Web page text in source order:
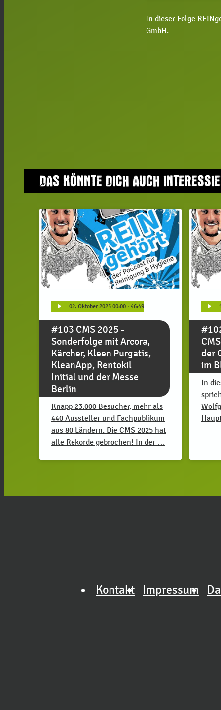
play_arrow der
In dieser Folge
GmbH.
DAS KÖNNTE DICH AUCH
play_arrow 02. Oktober 2025 00:00 · 46:49
#103 CMS 2025 -
Sonderfolge mit Arcora,
Kärcher, Kleen Purgatis,
KleanApp, Rentokil
Initial und der Messe
Berlin
Knapp 23.000 Besucher, mehr als
440 Aussteller und Fachpublikum
aus 80 Ländern. Die CMS 2025 hat
alle Rekorde gebrochen! In der …
play_arrow
der
im
In
Kontakt Impressum